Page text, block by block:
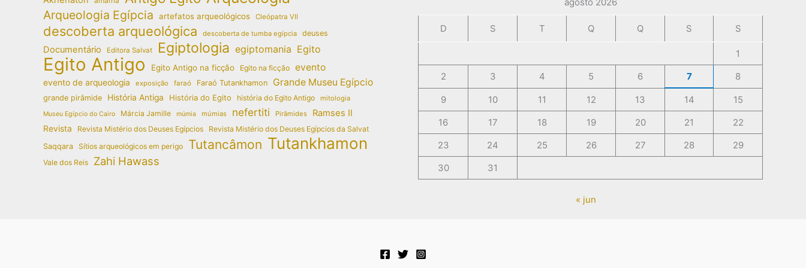
Arqueologia Egípcia artefatos arqueológicos Cleópatra VII
descoberta arqueológica descoberta de tumba egípcia deuses
Documentário Editora Salvat Egiptologia egiptomania Egito
Egito Antigo Egito Antigo na ficção Egito na ficção evento
evento de arqueologia exposição faraó Faraó Tutankhamon Grande Museu Egípcio
grande pirâmide História Antiga História do Egito história do Egito Antigo mitologia
Museu Egípcio do Cairo Márcia Jamille múmia múmias nefertiti Pirâmides Ramses II
Revista Revista Mistério dos Deuses Egípcios
Revista Mistério dos Deuses Egípcios da Salvat
Saqqara Sítios arqueológicos em perigo Tutancâmon Tutankhamon
Vale dos Reis Zahi Hawass
D S T Q Q S S
1
2
3 4 5 6 7 8
9 10 11 12 13 14
15
16
17 18 19 20 21
22
23
24 25 26 27 28
29
30
31
« jun